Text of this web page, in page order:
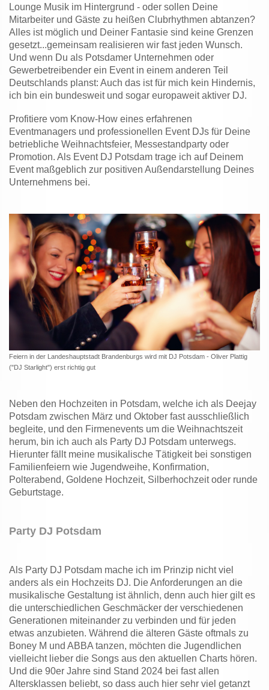
Lounge Musik im Hintergrund - oder sollen Deine
Mitarbeiter und Gäste zu heißen Clubrhythmen abtanzen?
Alles ist möglich und Deiner Fantasie sind keine Grenzen
gesetzt...gemeinsam realisieren wir fast jeden Wunsch.
Und wenn Du als Potsdamer Unternehmen oder
Gewerbetreibender ein Event in einem anderen Teil
Deutschlands planst: Auch das ist für mich kein Hindernis,
ich bin ein bundesweit und sogar europaweit aktiver DJ.
Profitiere vom Know-How eines erfahrenen
Eventmanagers und professionellen Event DJs für Deine
betriebliche Weihnachtsfeier, Messestandparty oder
Promotion. Als Event DJ Potsdam trage ich auf Deinem
Event maßgeblich zur positiven Außendarstellung Deines
Unternehmens bei.
Feiern in der Landeshauptstadt Brandenburgs wird mit DJ Potsdam - Oliver Plattig
("DJ Starlight") erst richtig gut
Neben den Hochzeiten in Potsdam, welche ich als Deejay
Potsdam zwischen März und Oktober fast ausschließlich
begleite, und den Firmenevents um die Weihnachtszeit
herum, bin ich auch als Party DJ Potsdam unterwegs.
Hierunter fällt meine musikalische Tätigkeit bei sonstigen
Familienfeiern wie Jugendweihe, Konfirmation,
Polterabend, Goldene Hochzeit, Silberhochzeit oder runde
Geburtstage.
Party DJ Potsdam
Als Party DJ Potsdam mache ich im Prinzip nicht viel
anders als ein Hochzeits DJ. Die Anforderungen an die
musikalische Gestaltung ist ähnlich, denn auch hier gilt es
die unterschiedlichen Geschmäcker der verschiedenen
Generationen miteinander zu verbinden und für jeden
etwas anzubieten. Während die älteren Gäste oftmals zu
Boney M und ABBA tanzen, möchten die Jugendlichen
vielleicht lieber die Songs aus den aktuellen Charts hören.
Und die 90er Jahre sind Stand 2024 bei fast allen
Altersklassen beliebt, so dass auch hier sehr viel getanzt